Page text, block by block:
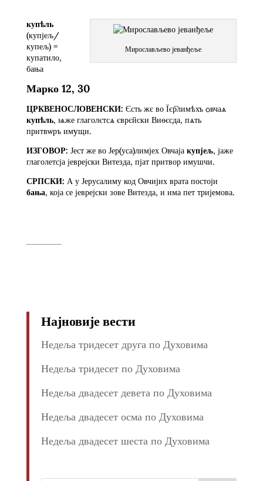
Мирослављево јеванђеље
купѣль
(купјељ/
купељ) =
купатило,
бања
Марко 12, 30
ЦРКВЕНОСЛОВЕНСКИ: Єсть жє во Їєр҇лимѣхъ ѻвчаѧ
купѣль, ѩже глаголєтсѧ єврєйски Виѳєсда, пѧть
притвѡръ имyщи.
ИЗГОВОР: Јест же во Јер(уса)лимјех Овчаја купјељ, јаже
глаголетсја јеврејски Витезда, пјат притвор имушчи.
СРПСКИ: А у Јерусалиму код Овчијих врата постоји
бања, која се јеврејски зове Витезда, и има пет тријемова.
Најновије вести
Недеља тридесет друга по Духовима
Недеља тридесет по Духовима
Недеља двадесет девета по Духовима
Недеља двадесет осма по Духовима
Недеља двадесет шеста по Духовима